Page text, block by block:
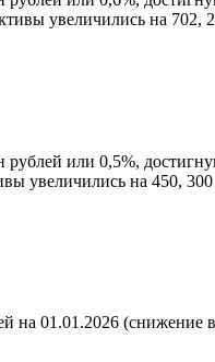
увеличились на 702,
или 0,5%,
увеличились на 450,
на 01.01.2026 (снижение